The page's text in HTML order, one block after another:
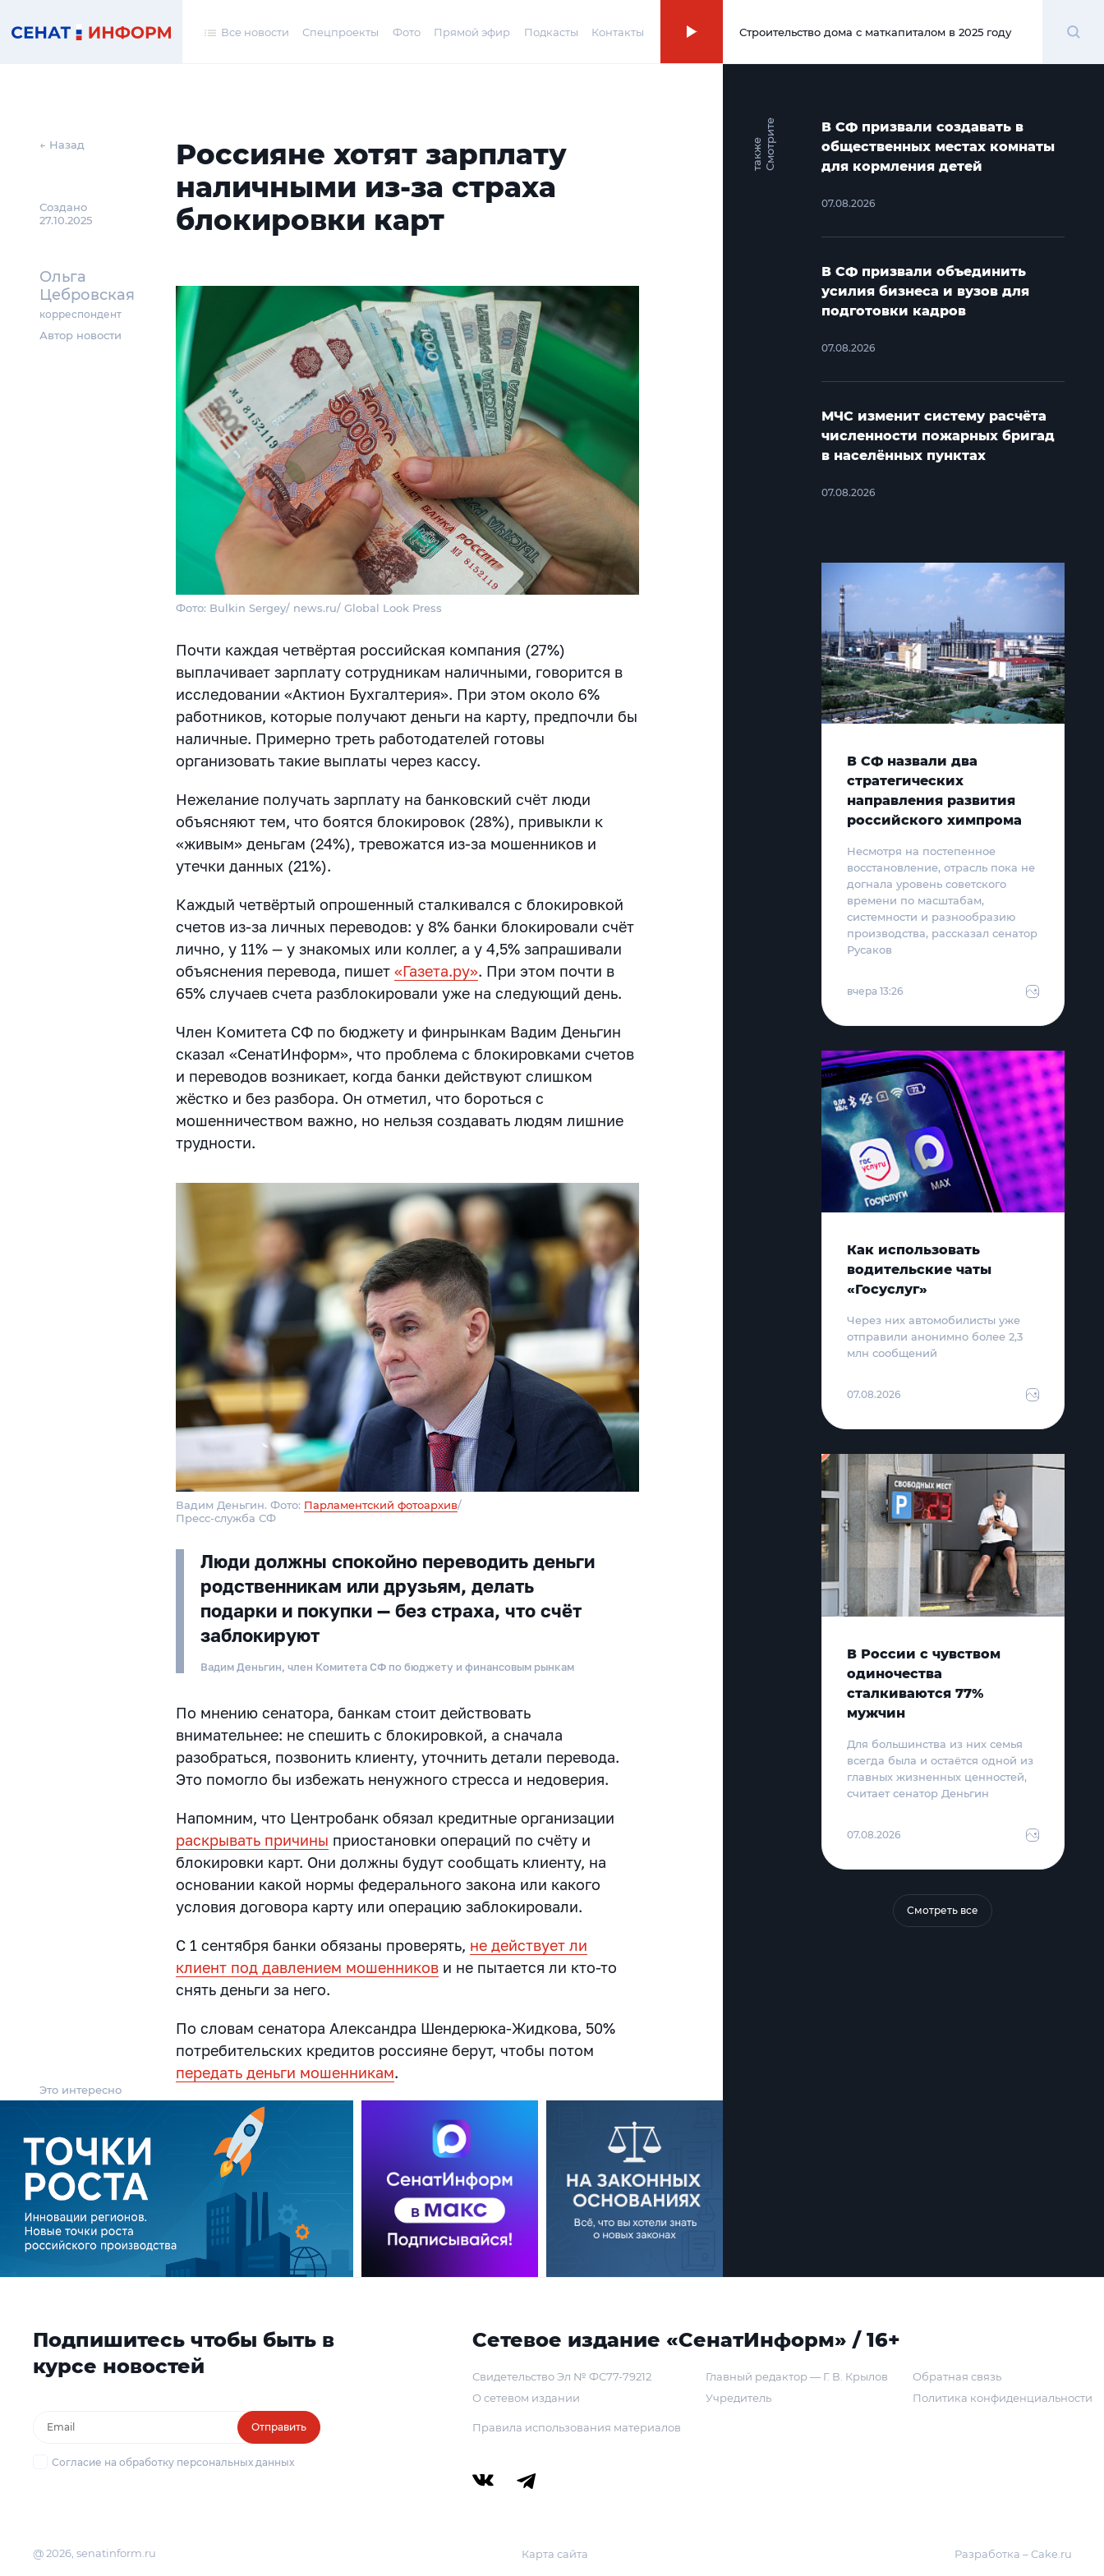
Все новости Спецпроекты Фото Прямой эфир Подкасты Контакты 00:00
Строительство дома с маткапиталом в 2025 году
← Назад
Создано
27.10.2025
Ольга
Цебровская
корреспондент
Автор новости
Россияне хотят зарплату
наличными из-за страха
блокировки карт
Фото: Bulkin Sergey/ news.ru/ Global Look Press
Почти каждая четвёртая российская компания (27%)
выплачивает зарплату сотрудникам наличными, говорится в
исследовании «Актион Бухгалтерия». При этом около 6%
работников, которые получают деньги на карту, предпочли бы
наличные. Примерно треть работодателей готовы
организовать такие выплаты через кассу.
Нежелание получать зарплату на банковский счёт люди
объясняют тем, что боятся блокировок (28%), привыкли к
«живым» деньгам (24%), тревожатся из-за мошенников и
утечки данных (21%).
Каждый четвёртый опрошенный сталкивался с блокировкой
счетов из-за личных переводов: у 8% банки блокировали счёт
лично, у 11% — у знакомых или коллег, а у 4,5% запрашивали
объяснения перевода, пишет«Газета.ру». При этом почти в
65% случаев счета разблокировали уже на следующий день.
Член Комитета СФ по бюджету и финрынкам Вадим Деньгин
сказал «СенатИнформ», что проблема с блокировками счетов
и переводов возникает, когда банки действуют слишком
жёстко и без разбора. Он отметил, что бороться с
мошенничеством важно, но нельзя создавать людям лишние
трудности.
Вадим Деньгин. Фото: Парламентский фотоархив/
Пресс-служба СФ
Люди должны спокойно переводить деньги
родственникам или друзьям, делать
подарки и покупки — без страха, что счёт
заблокируют
Вадим Деньгин, член Комитета СФ по бюджету и финансовым рынкам
По мнению сенатора, банкам стоит действовать
внимательнее: не спешить с блокировкой, а сначала
разобраться, позвонить клиенту, уточнить детали перевода.
Это помогло бы избежать ненужного стресса и недоверия.
Напомним, что Центробанк обязал кредитные организации
раскрывать причины приостановки операций по счёту и
блокировки карт. Они должны будут сообщать клиенту, на
основании какой нормы федерального закона или какого
условия договора карту или операцию заблокировали.
С 1 сентября банки обязаны проверять, не действует ли
клиент под давлением мошенников и не пытается ли кто-то
снять деньги за него.
По словам сенатора Александра Шендерюка-Жидкова, 50%
потребительских кредитов россияне берут, чтобы потом
передать деньги мошенникам.
Это интересно
С
м
о
т
р и
т
е
т
а
к
ж
е
В СФ призвали создавать в
общественных местах комнаты
для кормления детей
07.08.2026
В СФ призвали объединить
усилия бизнеса и вузов для
подготовки кадров
07.08.2026
МЧС изменит систему расчёта
численности пожарных бригад
в населённых пунктах
07.08.2026
В СФ назвали два
стратегических
направления развития
российского химпрома
Несмотря на постепенное
восстановление, отрасль пока не
догнала уровень советского
времени по масштабам,
системности и разнообразию
производства, рассказал сенатор
Русаков
вчера 13:26
Как использовать
водительские чаты
«Госуслуг»
Через них автомобилисты уже
отправили анонимно более 2,3
млн сообщений
07.08.2026
В России с чувством
одиночества
сталкиваются 77%
мужчин
Для большинства из них семья
всегда была и остаётся одной из
главных жизненных ценностей,
считает сенатор Деньгин
07.08.2026
Смотреть все
Подпишитесь чтобы быть в
курсе новостей
Отправить
Согласие на обработку персональных данных
Сетевое издание «СенатИнформ» / 16+
Свидетельство Эл № ФС77-79212
О сетевом издании
Главный редактор — Г. В. Крылов
Учредитель
Обратная связь
Политика конфиденциальности
Правила использования материалов
@ 2026, senatinform.ru Карта сайта Разработка – Cake.ru